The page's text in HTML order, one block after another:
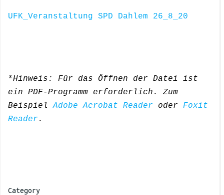
UFK_Veranstaltung SPD Dahlem 26_8_20
*Hinweis: Für das Öffnen der Datei ist
ein PDF-Programm erforderlich. Zum
BeispielAdobe Acrobat Reader oder Foxit
Reader .
Category